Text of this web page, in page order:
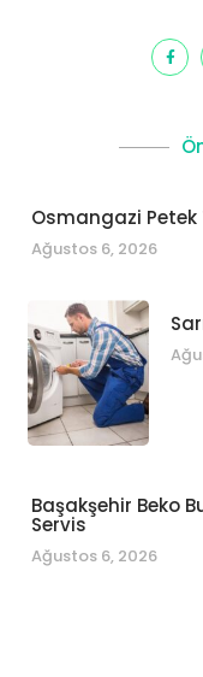
Osmangazi Petek
Ağustos 6, 2026
Başakşehir Beko
Servis
Ağustos 6, 2026